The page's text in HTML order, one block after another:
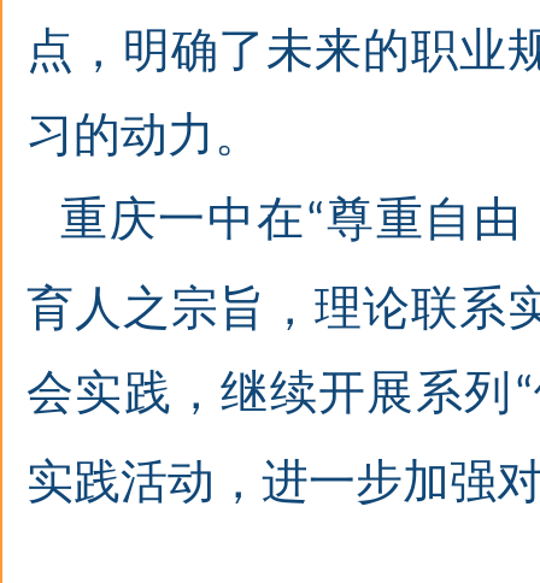
点，明确了未来的职业
习的动力。
重庆一中在“尊重自由
育人之宗旨，理论联系
会实践，继续开展系列 “
实践活动，进一步加强